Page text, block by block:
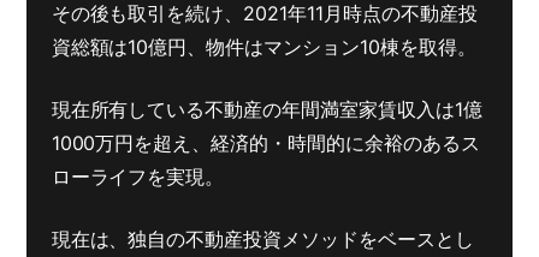
その後も取引を続け、2021年11月時点の不動産投
資総額は10億円、物件はマンション10棟を取得。
現在所有している不動産の年間満室家賃収入は1億
1000万円を超え、経済的・時間的に余裕のあるス
ローライフを実現。
現在は、独自の不動産投資メソッドをベースとし